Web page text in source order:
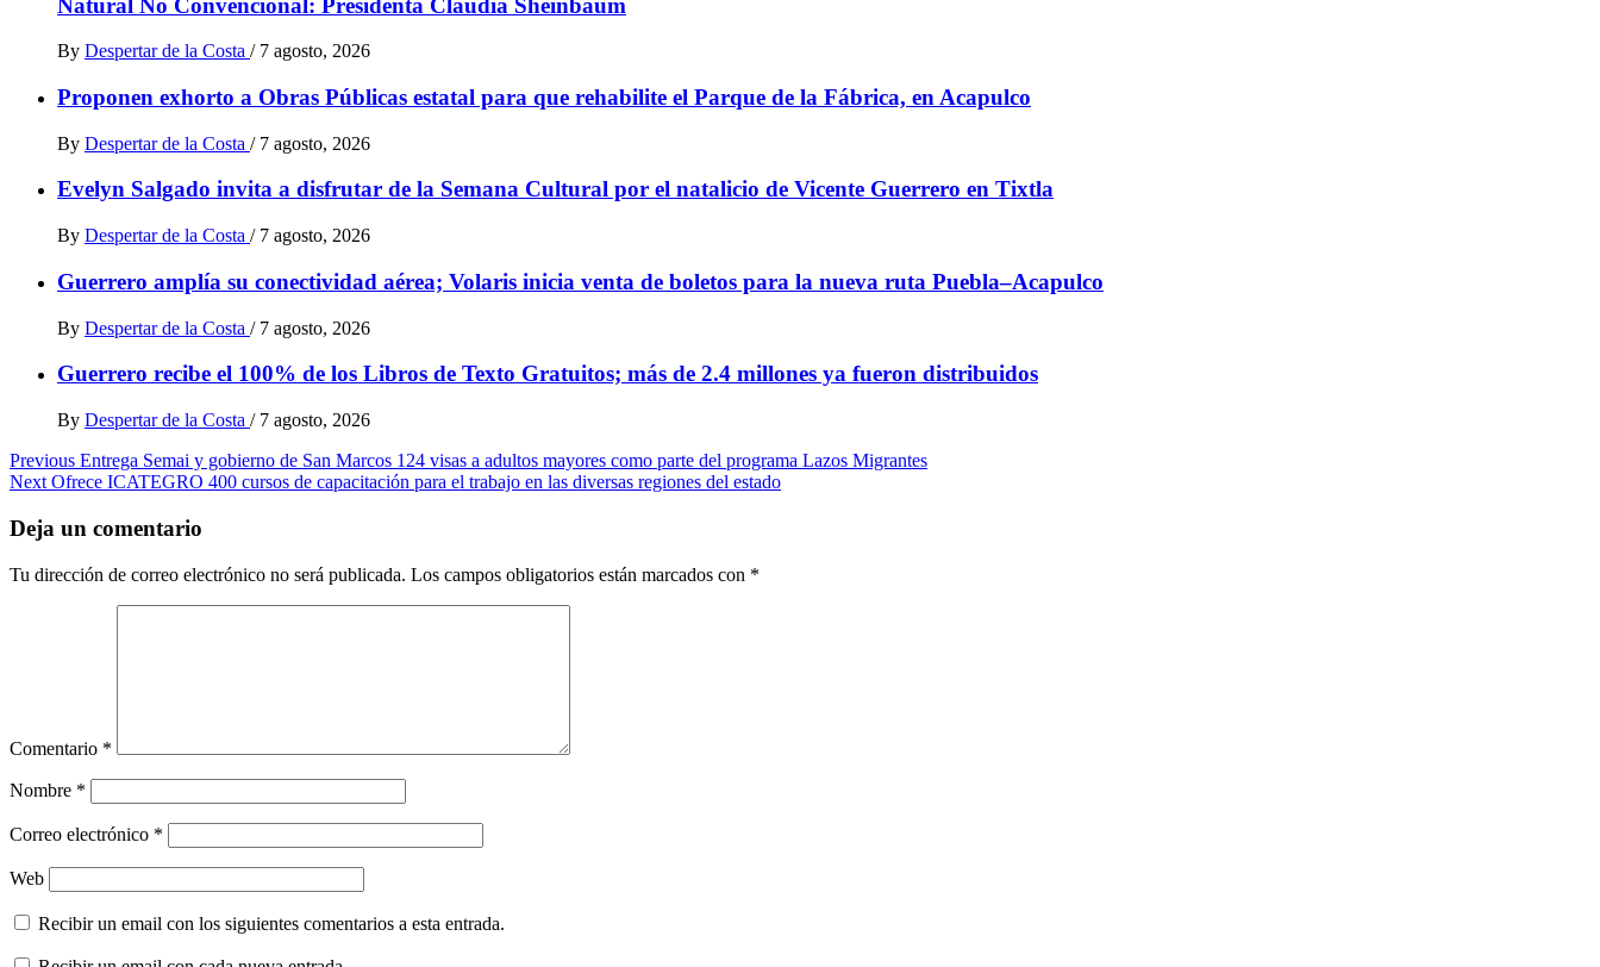
By Despertar de la Costa / 7 agosto, 2026
Proponen exhorto a Obras Públicas estatal para que rehabilite el Parque de la Fábrica, en Acapulco
By Despertar de la Costa / 7 agosto, 2026
Evelyn Salgado invita a disfrutar de la Semana Cultural por el natalicio de Vicente Guerrero en Tixtla
By Despertar de la Costa / 7 agosto, 2026
Guerrero amplía su conectividad aérea; Volaris inicia venta de boletos para la nueva ruta Puebla–Acapulco
By Despertar de la Costa / 7 agosto, 2026
Guerrero recibe el 100% de los Libros de Texto Gratuitos; más de 2.4 millones ya fueron distribuidos
By Despertar de la Costa / 7 agosto, 2026
Post
navigation
Previous Entrega Semai y gobierno de San Marcos 124 visas a adultos mayores como parte del programa Lazos Migrantes
Next Ofrece ICATEGRO 400 cursos de capacitación para el trabajo en las diversas regiones del estado
Deja un comentario
Tu dirección de correo electrónico no será publicada. Los campos obligatorios están marcados con *
Comentario *
Nombre *
Correo electrónico *
Web
Recibir un email con los siguientes comentarios a esta entrada.